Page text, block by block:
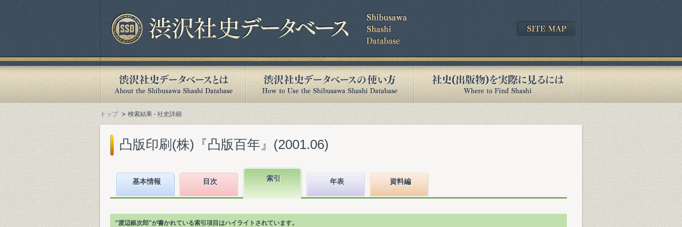
トップ 検索結果 - 社史詳細
凸版印刷(株)『凸版百年』(2001.06)
基本情報 目次 索引 年表 資料編
"渡辺銀次郎"が書かれている索引項目はハイライトされています。